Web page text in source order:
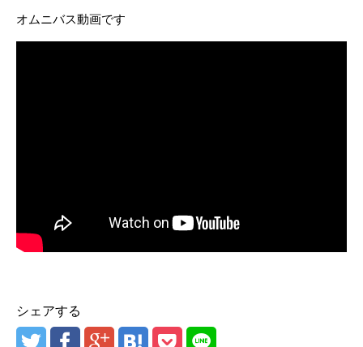
オムニバス動画です
シェアする